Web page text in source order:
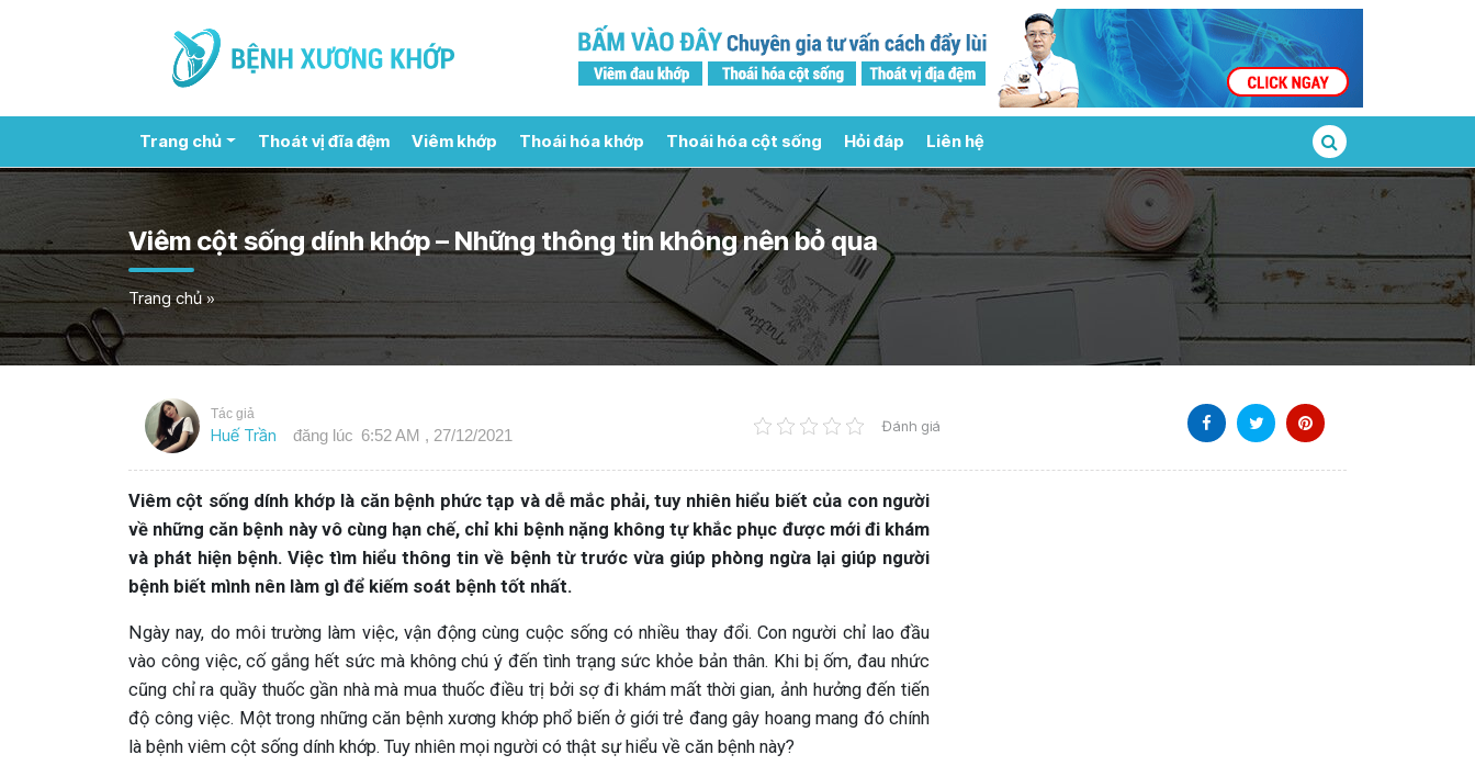
Trang chủ Thoát vị đĩa đệm Viêm khớp Thoái hóa khớp Thoái hóa cột sống Hỏi đáp Liên hệ
Viêm cột sống dính khớp – Những thông tin không nên bỏ qua
Trang chủ»
Tác giả
Huế Trần đăng lúc 6:52 AM , 27/12/2021 Đánh giá
Viêm cột sống dính khớp là căn bệnh phức tạp và dễ mắc phải, tuy nhiên hiểu biết của con người
về những căn bệnh này vô cùng hạn chế, chỉ khi bệnh nặng không tự khắc phục được mới đi khám
và phát hiện bệnh. Việc tìm hiểu thông tin về bệnh từ trước vừa giúp phòng ngừa lại giúp người
bệnh biết mình nên làm gì để kiếm soát bệnh tốt nhất.
Ngày nay, do môi trường làm việc, vận động cùng cuộc sống có nhiều thay đổi. Con người chỉ lao đầu
vào công việc, cố gắng hết sức mà không chú ý đến tình trạng sức khỏe bản thân. Khi bị ốm, đau nhức
cũng chỉ ra quầy thuốc gần nhà mà mua thuốc điều trị bởi sợ đi khám mất thời gian, ảnh hưởng đến tiến
độ công việc. Một trong những căn bệnh xương khớp phổ biến ở giới trẻ đang gây hoang mang đó chính
là bệnh viêm cột sống dính khớp. Tuy nhiên mọi người có thật sự hiểu về căn bệnh này?